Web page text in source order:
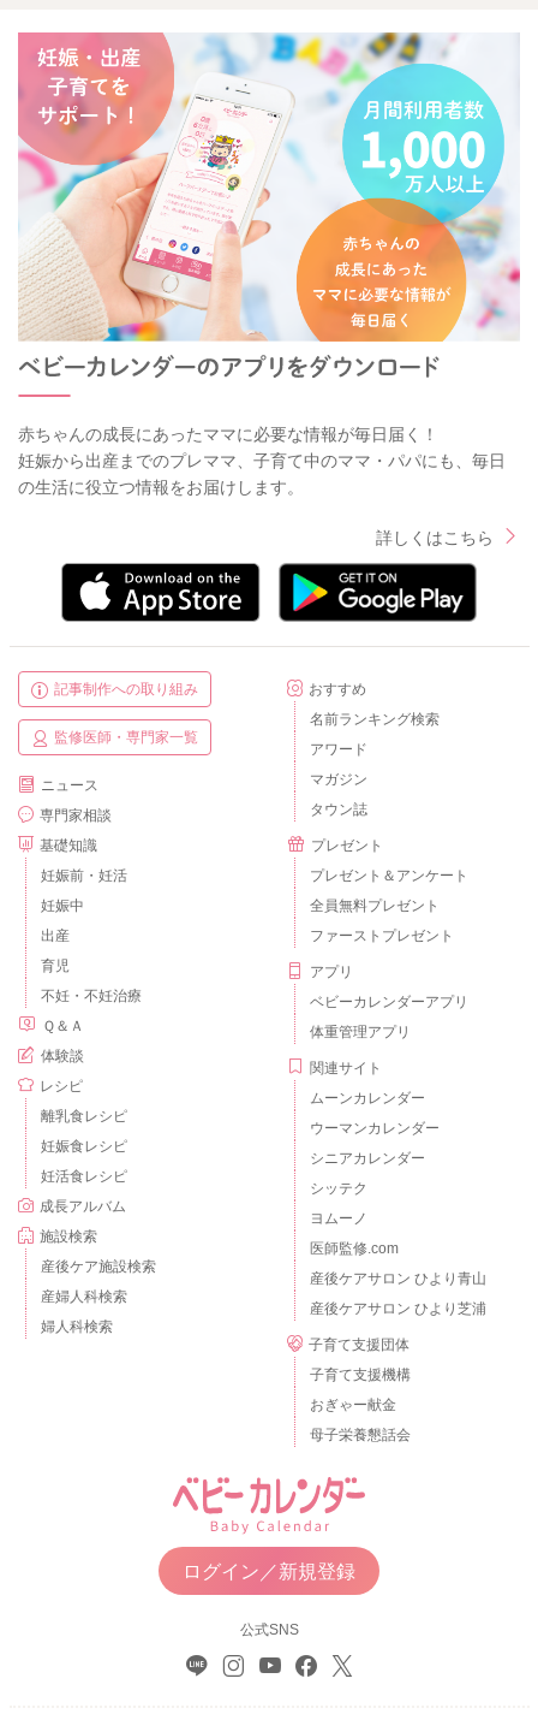
赤ちゃんの成長にあったママに必要な情報が毎日届く！
妊娠から出産までのプレママ、子育て中のママ・パパにも、毎日
の生活に役立つ情報をお届けします。
詳しくはこちら
記事制作への取り組み
監修医師・専門家一覧
ニュース
専門家相談
基礎知識
妊娠前・妊活
妊娠中
出産
育児
不妊・不妊治療
Ｑ＆Ａ
体験談
レシピ
離乳食レシピ
妊娠食レシピ
妊活食レシピ
成長アルバム
施設検索
産後ケア施設検索
産婦人科検索
婦人科検索
おすすめ
名前ランキング検索
アワード
マガジン
タウン誌
プレゼント
プレゼント＆アンケート
全員無料プレゼント
ファーストプレゼント
アプリ
ベビーカレンダーアプリ
体重管理アプリ
関連サイト
ムーンカレンダー
ウーマンカレンダー
シニアカレンダー
シッテク
ヨムーノ
医師監修.com
産後ケアサロン ひより青山
産後ケアサロン ひより芝浦
子育て支援団体
子育て支援機構
おぎゃー献金
母子栄養懇話会
ログイン／新規登録
公式SNS